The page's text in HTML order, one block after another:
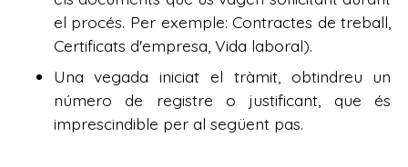
el procés. Per exemple: Contractes de treball,
Certificats d'empresa, Vida laboral).
Una vegada iniciat el tràmit, obtindreu un
número de registre o justificant, que és
imprescindible per al següent pas.